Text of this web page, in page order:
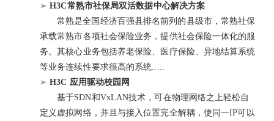
➢ H3C常熟市社保局双活数据中心解决方案
常熟是全国经济百强县排名前列的县级市，常熟社保
承载常熟市各项社会保险业务，提供社会保险一体化的服
务。其核心业务包括养老保险、医疗保险、异地结算系统
等业务连续性要求很高的系统.....
➢ H3C 应用驱动校园网
基于SDN和VxLAN技术，可在物理网络之上轻松自
定义虚拟网络，并且与接入位置完全解耦，使同一IP可以